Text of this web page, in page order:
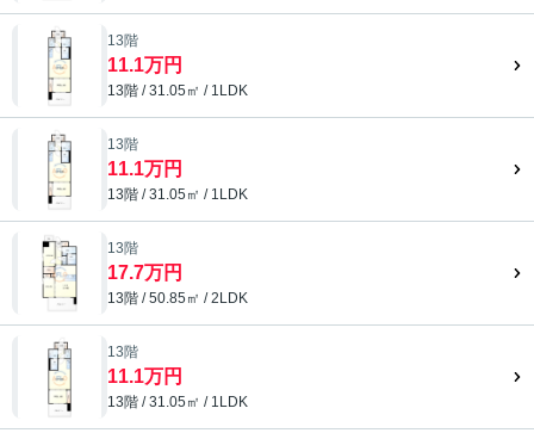
13階
11.1万円
13階 / 31.05㎡ / 1LDK
13階
11.1万円
13階 / 31.05㎡ / 1LDK
13階
17.7万円
13階 / 50.85㎡ / 2LDK
13階
11.1万円
13階 / 31.05㎡ / 1LDK